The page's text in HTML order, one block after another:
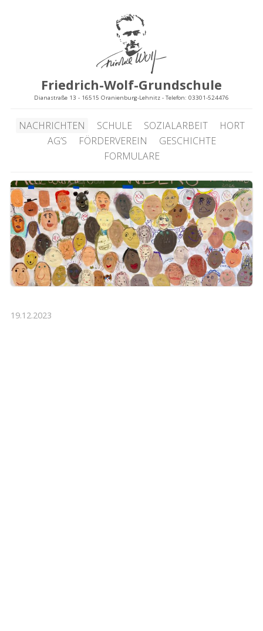
Friedrich-Wolf-Grundschule
Dianastraße 13 - 16515 Oranienburg-Lehnitz - Telefon: 03301-524476
NACHRICHTEN SCHULE SOZIALARBEIT
HORT
AG’S
FÖRDERVEREIN
GESCHICHTE
FORMULARE
19.12.2023